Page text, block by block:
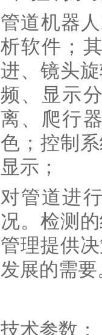
管道机器
析软件；
进、镜头
频、显示
离、爬行
色；控制
显示；
对管道进
况。检测
管理提供
发展的需要
技术参数：